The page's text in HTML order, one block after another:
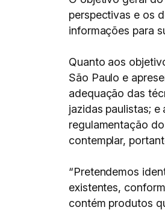
perspectivas e os
informações para
Quanto aos
São Paulo e
adequação das
jazidas paulistas;
regulamentação
contemplar,
“Pretendemos
existentes,
contém produtos